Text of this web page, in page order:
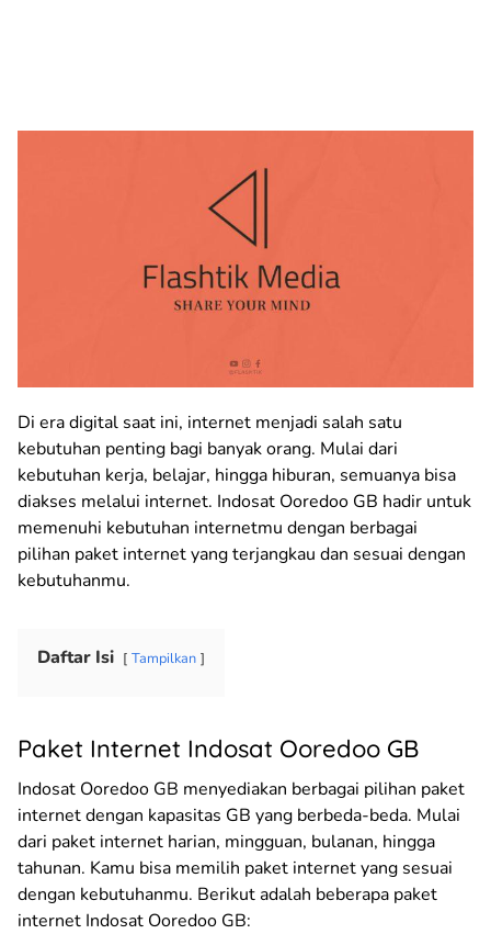
Di era digital saat ini, internet menjadi salah satu
kebutuhan penting bagi banyak orang. Mulai dari
kebutuhan kerja, belajar, hingga hiburan, semuanya bisa
diakses melalui internet. Indosat Ooredoo GB hadir untuk
memenuhi kebutuhan internetmu dengan berbagai
pilihan paket internet yang terjangkau dan sesuai dengan
kebutuhanmu.
Daftar Isi Tampilkan
Paket Internet Indosat Ooredoo GB
Indosat Ooredoo GB menyediakan berbagai pilihan paket
internet dengan kapasitas GB yang berbeda-beda. Mulai
dari paket internet harian, mingguan, bulanan, hingga
tahunan. Kamu bisa memilih paket internet yang sesuai
dengan kebutuhanmu. Berikut adalah beberapa paket
internet Indosat Ooredoo GB: